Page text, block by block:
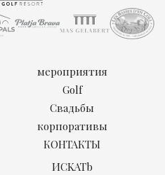
мероприятия
Golf
Свадьбы
корпоративы
КОНТАКТЫ
ИCKATb